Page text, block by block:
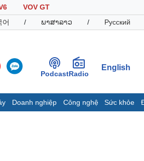
VOV GT
어 / ພາສາລາວ / Русский
PodcastRadio
English
Doanh nghiệp Công nghệ Sức khỏe